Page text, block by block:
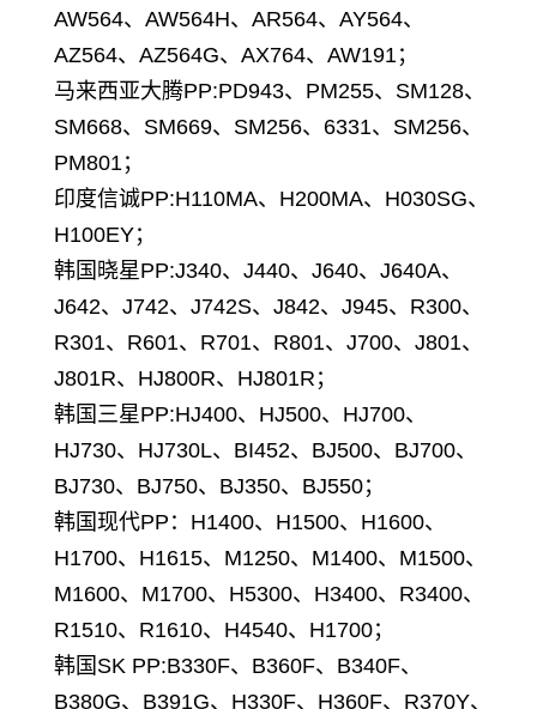
AW564、AW564H、AR564、AY564、
AZ564、AZ564G、AX764、AW191；
马来西亚大腾PP:PD943、PM255、SM128、
SM668、SM669、SM256、6331、SM256、
PM801；
印度信诚PP:H110MA、H200MA、H030SG、
H100EY；
韩国晓星PP:J340、J440、J640、J640A、
J642、J742、J742S、J842、J945、R300、
R301、R601、R701、R801、J700、J801、
J801R、HJ800R、HJ801R；
韩国三星PP:HJ400、HJ500、HJ700、
HJ730、HJ730L、BI452、BJ500、BJ700、
BJ730、BJ750、BJ350、BJ550；
韩国现代PP：H1400、H1500、H1600、
H1700、H1615、M1250、M1400、M1500、
M1600、M1700、H5300、H3400、R3400、
R1510、R1610、H4540、H1700；
韩国SK PP:B330F、B360F、B340F、
B380G、B391G、H330F、H360F、R370Y、